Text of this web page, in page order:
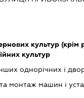
культур (крім
культур
однорічних і
монтаж машин і